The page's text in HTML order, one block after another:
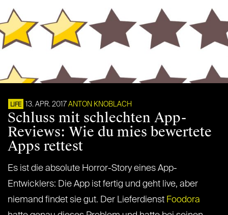
LIFE 13. APR. 2017 ANTON KNOBLACH
Schluss mit schlechten App-
Reviews: Wie du mies bewertete
Apps rettest
Es ist die absolute Horror-Story eines App-
Entwicklers: Die App ist fertig und geht live, aber
niemand findet sie gut. Der Lieferdienst Foodora